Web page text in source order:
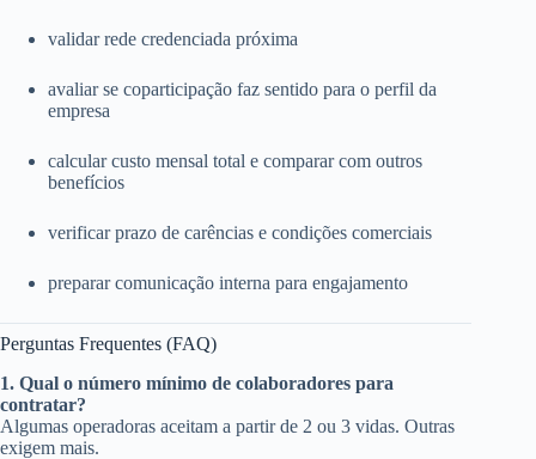
validar rede credenciada próxima
avaliar se coparticipação faz sentido para o perfil da
empresa
calcular custo mensal total e comparar com outros
benefícios
verificar prazo de carências e condições comerciais
preparar comunicação interna para engajamento
Perguntas Frequentes (FAQ)
1. Qual o número mínimo de colaboradores para
contratar?
Algumas operadoras aceitam a partir de 2 ou 3 vidas. Outras
exigem mais.